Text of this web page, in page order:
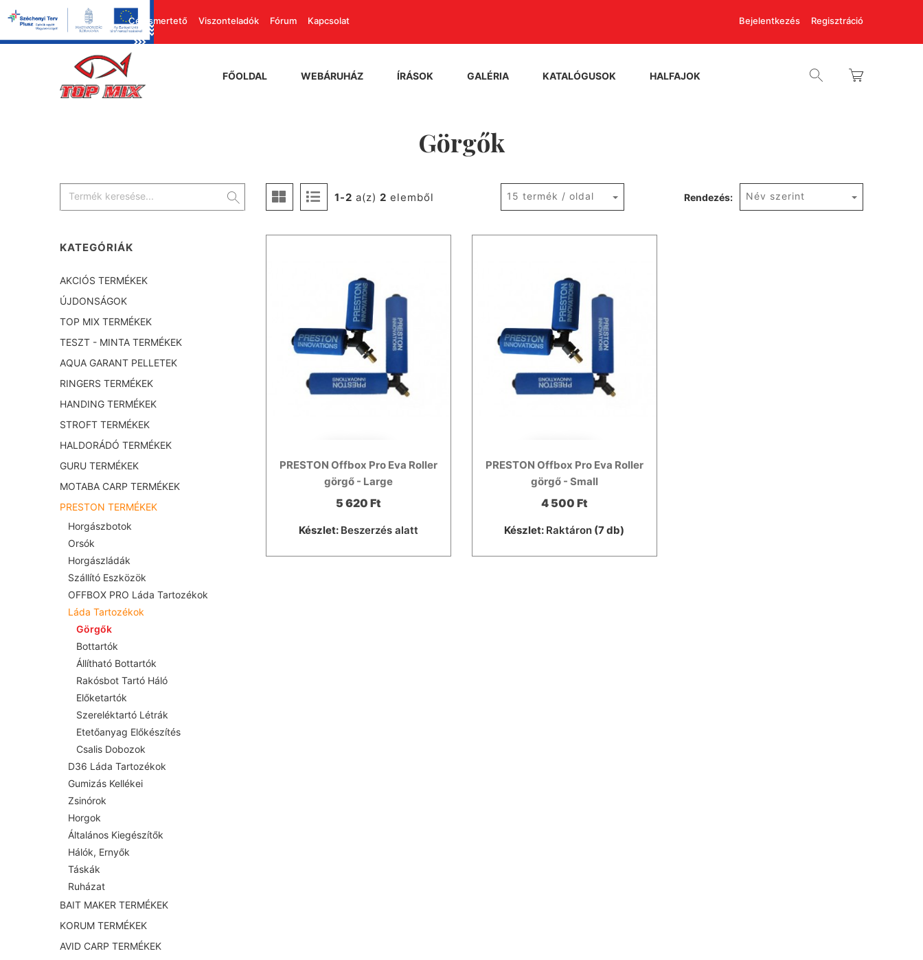
Cégismertető Viszonteladók Fórum Kapcsolat Bejelentkezés Regisztráció
FŐOLDAL WEBÁRUHÁZ ÍRÁSOK GALÉRIA KATALÓGUSOK HALFAJOK
Görgők
1-2 a(z) 2 elemből 15 termék / oldal Rendezés: Név szerint
PRESTON Offbox Pro Eva Roller
görgő - Large
5 620 Ft
Készlet: Beszerzés alatt
PRESTON Offbox Pro Eva Roller
görgő - Small
4 500 Ft
Készlet: Raktáron (7 db)
KATEGÓRIÁK
AKCIÓS TERMÉKEK
ÚJDONSÁGOK
TOP MIX TERMÉKEK
TESZT - MINTA TERMÉKEK
AQUA GARANT PELLETEK
RINGERS TERMÉKEK
HANDING TERMÉKEK
STROFT TERMÉKEK
HALDORÁDÓ TERMÉKEK
GURU TERMÉKEK
MOTABA CARP TERMÉKEK
PRESTON TERMÉKEK
Horgászbotok
Orsók
Horgászládák
Szállító Eszközök
OFFBOX PRO Láda Tartozékok
Láda Tartozékok
Görgők
Bottartók
Állítható Bottartók
Rakósbot Tartó Háló
Előketartók
Szereléktartó Létrák
Etetőanyag Előkészítés
Csalis Dobozok
D36 Láda Tartozékok
Gumizás Kellékei
Zsinórok
Horgok
Általános Kiegészítők
Hálók, Ernyők
Táskák
Ruházat
BAIT MAKER TERMÉKEK
KORUM TERMÉKEK
AVID CARP TERMÉKEK